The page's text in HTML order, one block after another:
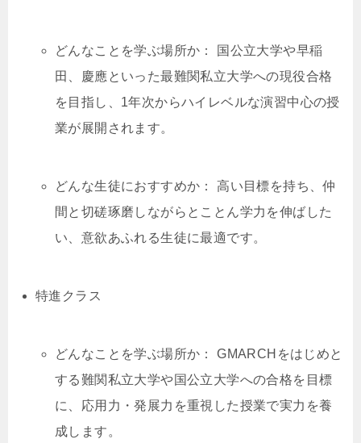
どんなことを学ぶ場所か： 国公立大学や早稲
田、慶應といった最難関私立大学への現役合格
を目指し、1年次からハイレベルな演習中心の授
業が展開されます。
どんな生徒におすすめか： 高い目標を持ち、仲
間と切磋琢磨しながらとことん学力を伸ばした
い、意欲あふれる生徒に最適です。
特進クラス
どんなことを学ぶ場所か： GMARCHをはじめと
する難関私立大学や国公立大学への合格を目標
に、応用力・発展力を重視した授業で実力を養
成します。